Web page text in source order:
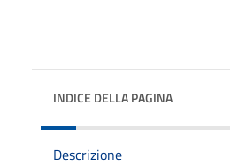
INDICE DELLA PAGINA
Descrizione